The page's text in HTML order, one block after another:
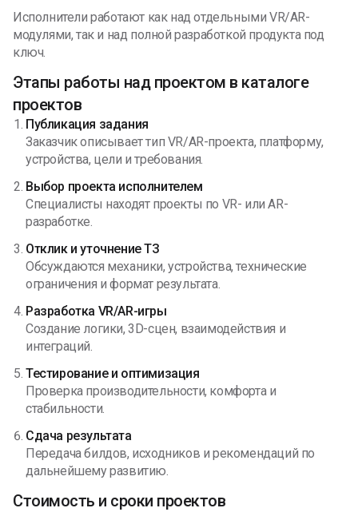
Исполнители работают как над отдельными VR/AR-
модулями, так и над полной разработкой продукта под
ключ.
Этапы работы над проектом в каталоге
проектов
Публикация задания
Заказчик описывает тип VR/AR-проекта, платформу,
устройства, цели и требования.
Выбор проекта исполнителем
Специалисты находят проекты по VR- или AR-
разработке.
Отклик и уточнение ТЗ
Обсуждаются механики, устройства, технические
ограничения и формат результата.
Разработка VR/AR-игры
Создание логики, 3D-сцен, взаимодействия и
интеграций.
Тестирование и оптимизация
Проверка производительности, комфорта и
стабильности.
Сдача результата
Передача билдов, исходников и рекомендаций по
дальнейшему развитию.
Стоимость и сроки проектов